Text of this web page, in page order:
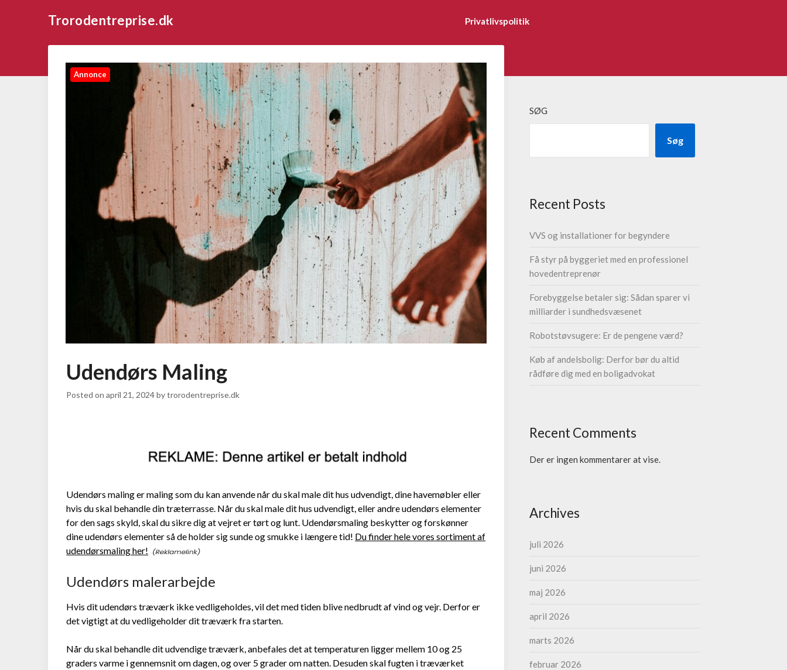
Trorodentreprise.dk Privatlivspolitik
Annonce
Udendørs Maling
Posted onapril 21, 2024bytrorodentreprise.dk
Udendørs maling er maling som du kan anvende når du skal male dit hus udvendigt, dine havemøbler eller
hvis du skal behandle din træterrasse. Når du skal male dit hus udvendigt, eller andre udendørs elementer
for den sags skyld, skal du sikre dig at vejret er tørt og lunt. Udendørsmaling beskytter og forskønner
dine udendørs elementer så de holder sig sunde og smukke i længere tid! Du finder hele vores sortiment af
udendørsmaling her!
Udendørs malerarbejde
Hvis dit udendørs træværk ikke vedligeholdes, vil det med tiden blive nedbrudt af vind og vejr. Derfor er
det vigtigt at du vedligeholder dit træværk fra starten.
Når du skal behandle dit udvendige træværk, anbefales det at temperaturen ligger mellem 10 og 25
graders varme i gennemsnit om dagen, og over 5 grader om natten. Desuden skal fugten i træværket
SØG
Søg
Recent Posts
VVS og installationer for begyndere
Få styr på byggeriet med en professionel
hovedentreprenør
Forebyggelse betaler sig: Sådan sparer vi
milliarder i sundhedsvæsenet
Robotstøvsugere: Er de pengene værd?
Køb af andelsbolig: Derfor bør du altid
rådføre dig med en boligadvokat
Recent Comments
Der er ingen kommentarer at vise.
Archives
juli 2026
juni 2026
maj 2026
april 2026
marts 2026
februar 2026